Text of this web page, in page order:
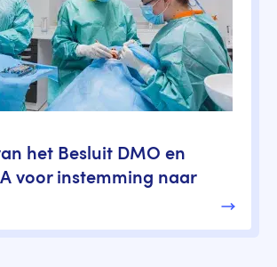
het Besluit DMO en
voor instemming naar